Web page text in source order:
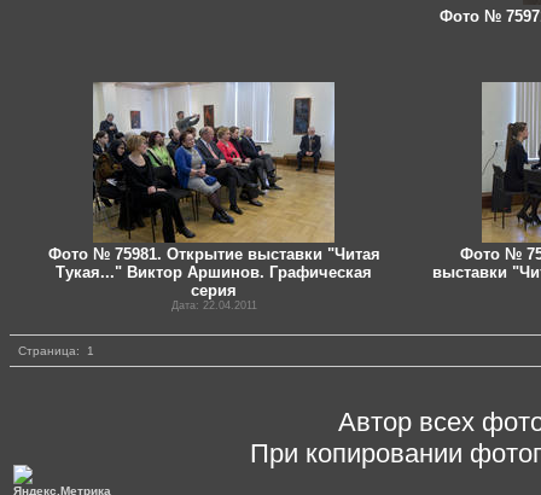
Фото №
Фото № 75981. Открытие выставки "Читая
Тукая..." Виктор Аршинов. Графическая
серия
Дата: 22.04.2011
Фото №
выставки
Страница: 1
Автор всех
При копировании